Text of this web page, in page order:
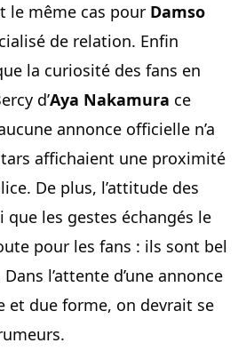
le même cas pour Damso
de relation. Enfin
la curiosité des fans en
d’Aya Nakamura ce
annonce officielle n’a
affichaient une proximité
De plus, l’attitude des
les gestes échangés le
pour les fans : ils sont bel
l’attente d’une annonce
et due forme, on devrait se